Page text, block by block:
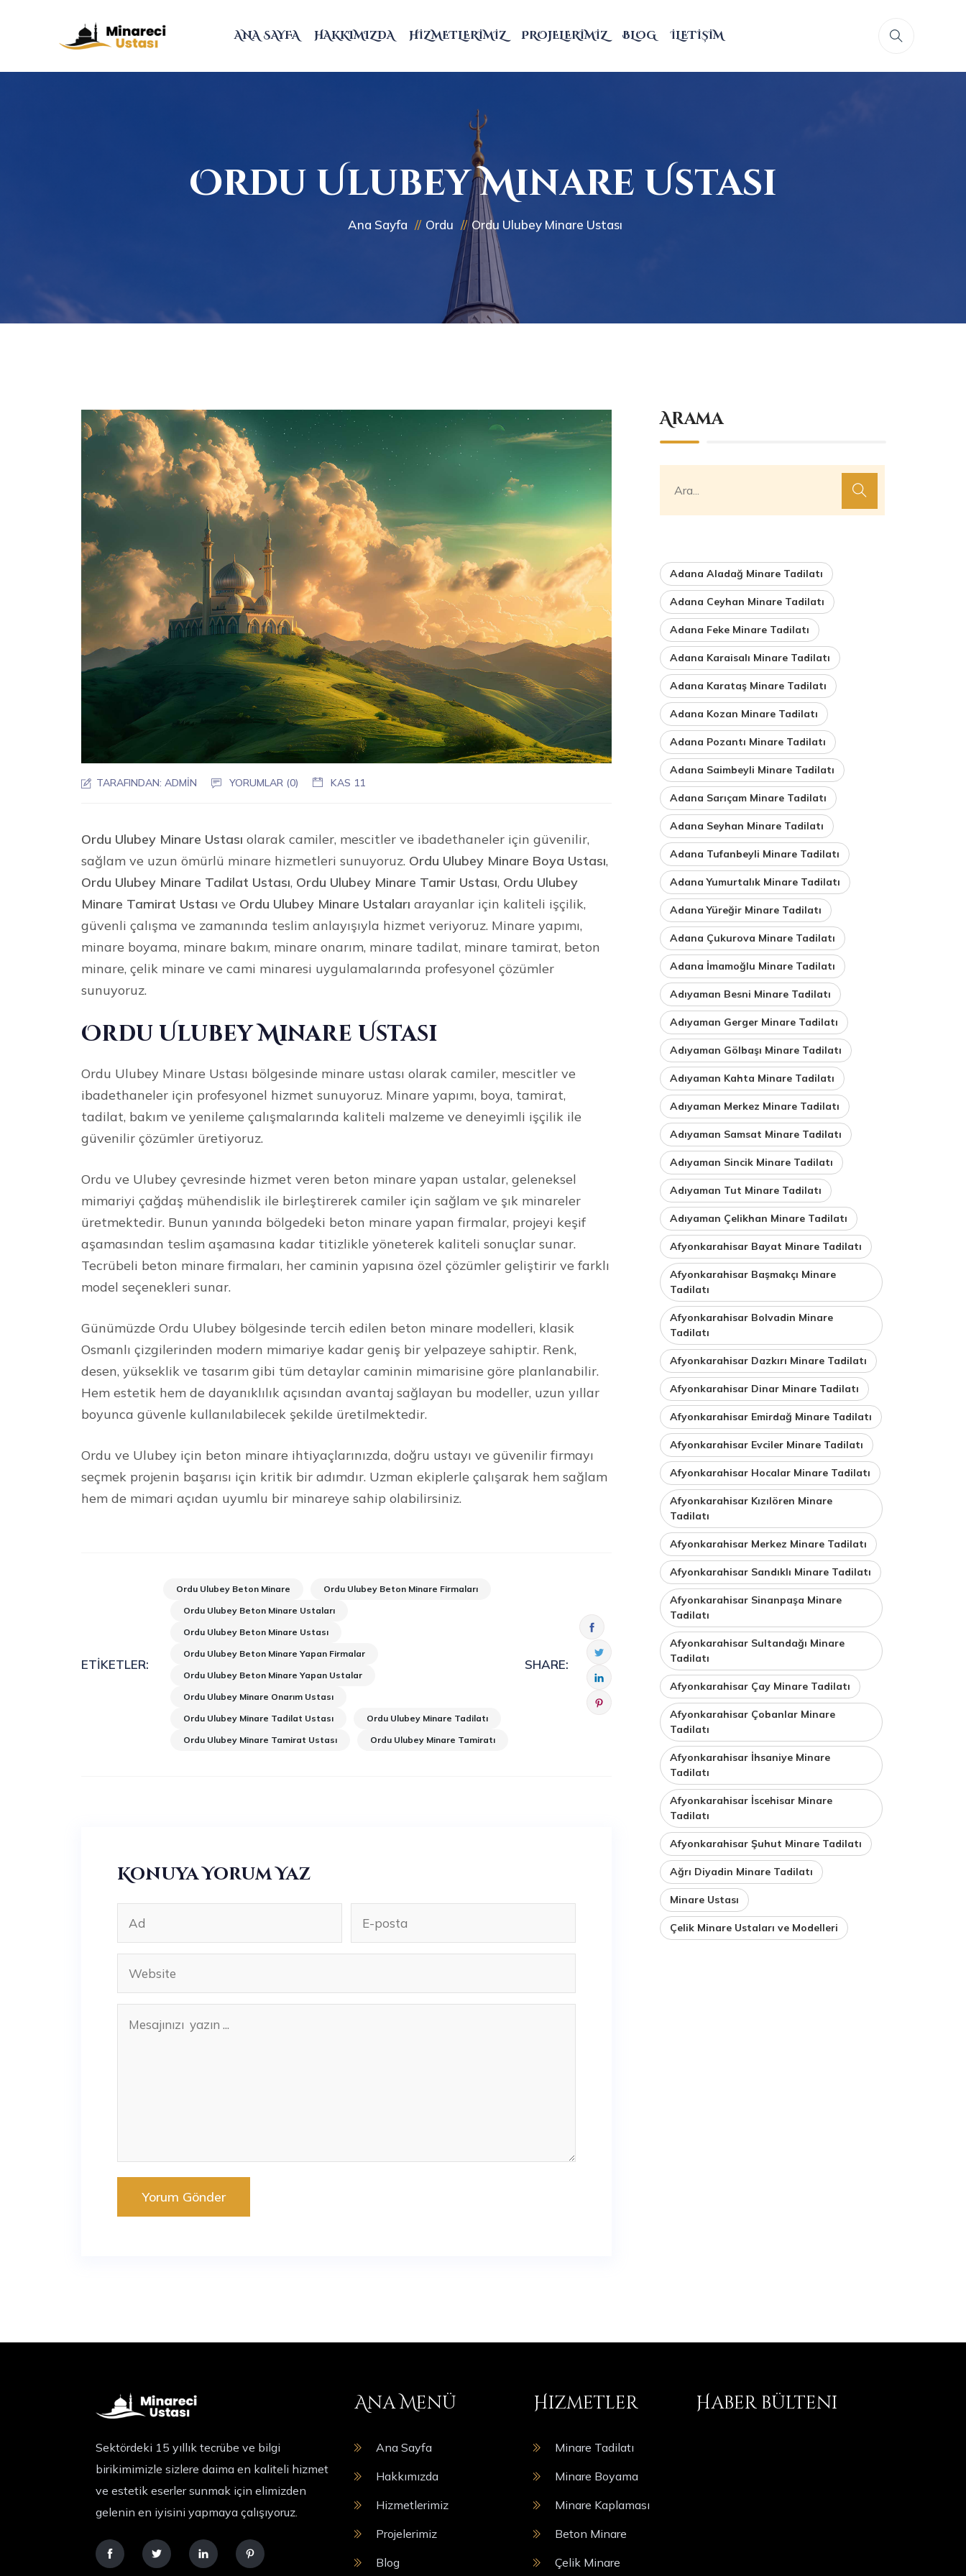
ANA SAYFA HAKKIMIZDA HIZMETLERIMIZ PROJELERIMIZ BLOG İLETIŞIM
Ordu Ulubey Minare Ustası
Ana Sayfa Ordu Ordu Ulubey Minare Ustası
TARAFINDAN:ADMIN YORUMLAR (0) KAS 11
Ordu Ulubey Minare Ustası olarak camiler, mescitler ve ibadethaneler için güvenilir,
sağlam ve uzun ömürlü minare hizmetleri sunuyoruz. Ordu Ulubey Minare Boya Ustası,
Ordu Ulubey Minare Tadilat Ustası, Ordu Ulubey Minare Tamir Ustası, Ordu Ulubey
Minare Tamirat Ustası ve Ordu Ulubey Minare Ustaları arayanlar için kaliteli işçilik,
güvenli çalışma ve zamanında teslim anlayışıyla hizmet veriyoruz. Minare yapımı,
minare boyama, minare bakım, minare onarım, minare tadilat, minare tamirat, beton
minare, çelik minare ve cami minaresi uygulamalarında profesyonel çözümler
sunuyoruz.
Ordu Ulubey Minare Ustası
Ordu Ulubey Minare Ustası bölgesinde minare ustası olarak camiler, mescitler ve
ibadethaneler için profesyonel hizmet sunuyoruz. Minare yapımı, boya, tamirat,
tadilat, bakım ve yenileme çalışmalarında kaliteli malzeme ve deneyimli işçilik ile
güvenilir çözümler üretiyoruz.
Ordu ve Ulubey çevresinde hizmet veren beton minare yapan ustalar, geleneksel
mimariyi çağdaş mühendislik ile birleştirerek camiler için sağlam ve şık minareler
üretmektedir. Bunun yanında bölgedeki beton minare yapan firmalar, projeyi keşif
aşamasından teslim aşamasına kadar titizlikle yöneterek kaliteli sonuçlar sunar.
Tecrübeli beton minare firmaları, her caminin yapısına özel çözümler geliştirir ve farklı
model seçenekleri sunar.
Günümüzde Ordu Ulubey bölgesinde tercih edilen beton minare modelleri, klasik
Osmanlı çizgilerinden modern mimariye kadar geniş bir yelpazeye sahiptir. Renk,
desen, yükseklik ve tasarım gibi tüm detaylar caminin mimarisine göre planlanabilir.
Hem estetik hem de dayanıklılık açısından avantaj sağlayan bu modeller, uzun yıllar
boyunca güvenle kullanılabilecek şekilde üretilmektedir.
Ordu ve Ulubey için beton minare ihtiyaçlarınızda, doğru ustayı ve güvenilir firmayı
seçmek projenin başarısı için kritik bir adımdır. Uzman ekiplerle çalışarak hem sağlam
hem de mimari açıdan uyumlu bir minareye sahip olabilirsiniz.
ETIKETLER:
Ordu Ulubey Beton Minare
Ordu Ulubey Beton Minare Firmaları
Ordu Ulubey Beton Minare Ustaları
Ordu Ulubey Beton Minare Ustası
Ordu Ulubey Beton Minare Yapan Firmalar
Ordu Ulubey Beton Minare Yapan Ustalar
Ordu Ulubey Minare Onarım Ustası
Ordu Ulubey Minare Tadilat Ustası
Ordu Ulubey Minare Tadilatı
Ordu Ulubey Minare Tamirat Ustası
Ordu Ulubey Minare Tamiratı
SHARE:
Konuya Yorum Yaz
Arama
Adana Aladağ Minare Tadilatı
Adana Ceyhan Minare Tadilatı
Adana Feke Minare Tadilatı
Adana Karaisalı Minare Tadilatı
Adana Karataş Minare Tadilatı
Adana Kozan Minare Tadilatı
Adana Pozantı Minare Tadilatı
Adana Saimbeyli Minare Tadilatı
Adana Sarıçam Minare Tadilatı
Adana Seyhan Minare Tadilatı
Adana Tufanbeyli Minare Tadilatı
Adana Yumurtalık Minare Tadilatı
Adana Yüreğir Minare Tadilatı
Adana Çukurova Minare Tadilatı
Adana İmamoğlu Minare Tadilatı
Adıyaman Besni Minare Tadilatı
Adıyaman Gerger Minare Tadilatı
Adıyaman Gölbaşı Minare Tadilatı
Adıyaman Kahta Minare Tadilatı
Adıyaman Merkez Minare Tadilatı
Adıyaman Samsat Minare Tadilatı
Adıyaman Sincik Minare Tadilatı
Adıyaman Tut Minare Tadilatı
Adıyaman Çelikhan Minare Tadilatı
Afyonkarahisar Bayat Minare Tadilatı
Afyonkarahisar Başmakçı Minare
Tadilatı
Afyonkarahisar Bolvadin Minare
Tadilatı
Afyonkarahisar Dazkırı Minare Tadilatı
Afyonkarahisar Dinar Minare Tadilatı
Afyonkarahisar Emirdağ Minare Tadilatı
Afyonkarahisar Evciler Minare Tadilatı
Afyonkarahisar Hocalar Minare Tadilatı
Afyonkarahisar Kızılören Minare
Tadilatı
Afyonkarahisar Merkez Minare Tadilatı
Afyonkarahisar Sandıklı Minare Tadilatı
Afyonkarahisar Sinanpaşa Minare
Tadilatı
Afyonkarahisar Sultandağı Minare
Tadilatı
Afyonkarahisar Çay Minare Tadilatı
Afyonkarahisar Çobanlar Minare
Tadilatı
Afyonkarahisar İhsaniye Minare
Tadilatı
Afyonkarahisar İscehisar Minare
Tadilatı
Afyonkarahisar Şuhut Minare Tadilatı
Ağrı Diyadin Minare Tadilatı
Minare Ustası
Çelik Minare Ustaları ve Modelleri
Sektördeki 15 yıllık tecrübe ve bilgi
birikimimizle sizlere daima en kaliteli hizmet
ve estetik eserler sunmak için elimizden
gelenin en iyisini yapmaya çalışıyoruz.
Ana Menü
Ana Sayfa
Hakkımızda
Hizmetlerimiz
Projelerimiz
Blog
Hizmetler
Minare Tadilatı
Minare Boyama
Minare Kaplaması
Beton Minare
Çelik Minare
Haber bülteni